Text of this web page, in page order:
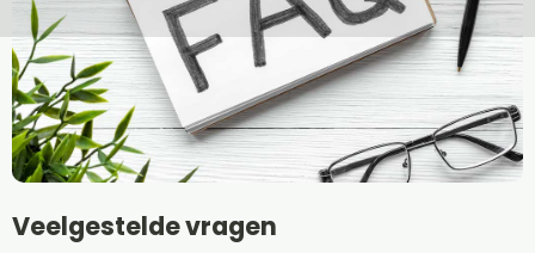
Veelgestelde vragen